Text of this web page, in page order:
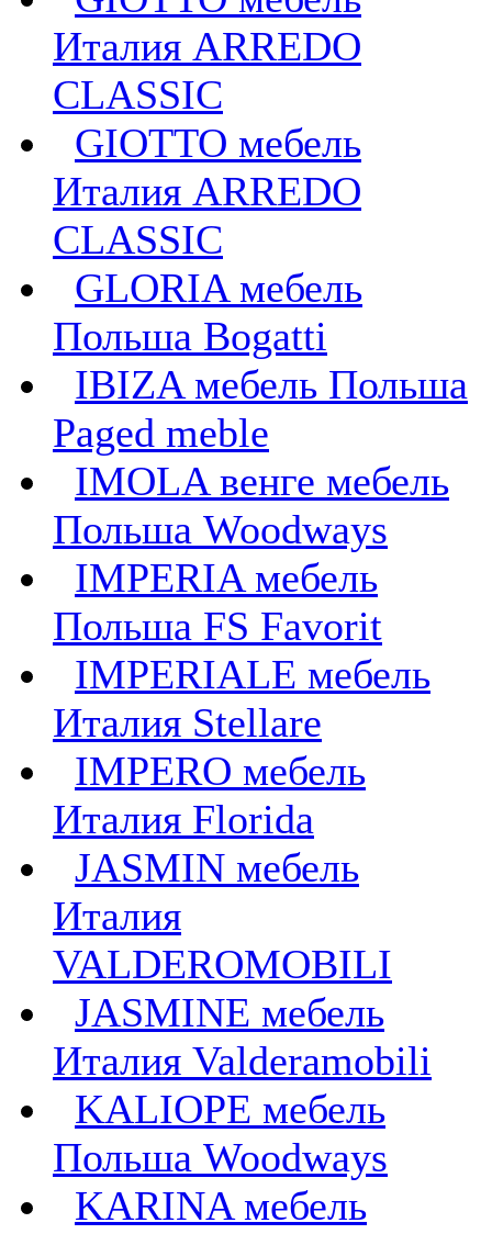
Италия ARREDO
CLASSIC
GIOTTO мебель
Италия ARREDO
CLASSIC
GLORIA мебель
Польша Bogatti
IBIZA мебель Польша
Paged meble
IMOLA венге мебель
Польша Woodways
IMPERIA мебель
Польша FS Favorit
IMPERIALE мебель
Италия Stellare
IMPERO мебель
Италия Florida
JASMIN мебель
Италия
VALDEROMOBILI
JASMINE мебель
Италия Valderamobili
KALIOPE мебель
Польша Woodways
KARINA мебель